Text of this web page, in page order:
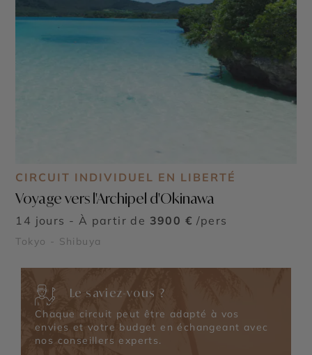
CIRCUIT INDIVIDUEL EN LIBERTÉ
Voyage vers l'Archipel d'Okinawa
14 jours - À partir de 3900 € /pers
Tokyo - Shibuya
Le saviez-vous ?
Chaque circuit peut être adapté à vos
envies et votre budget en échangeant avec
nos conseillers experts.